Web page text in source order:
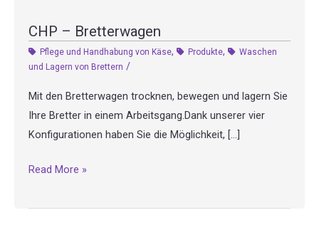
CHP – Bretterwagen
Pflege und Handhabung von Käse, Produkte,
Waschen
und Lagern von Brettern /
Mit den Bretterwagen trocknen, bewegen und lagern Sie
Ihre Bretter in einem Arbeitsgang.Dank unserer vier
Konfigurationen haben Sie die Möglichkeit, […]
CHP
Bretterwagen
Read More »